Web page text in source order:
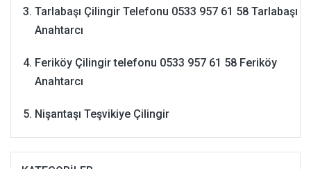
Tarlabaşı Çilingir Telefonu 0533 957 61 58 Tarlabaşı
Anahtarcı
Feriköy Çilingir telefonu 0533 957 61 58 Feriköy
Anahtarcı
Nişantaşı Teşvikiye Çilingir